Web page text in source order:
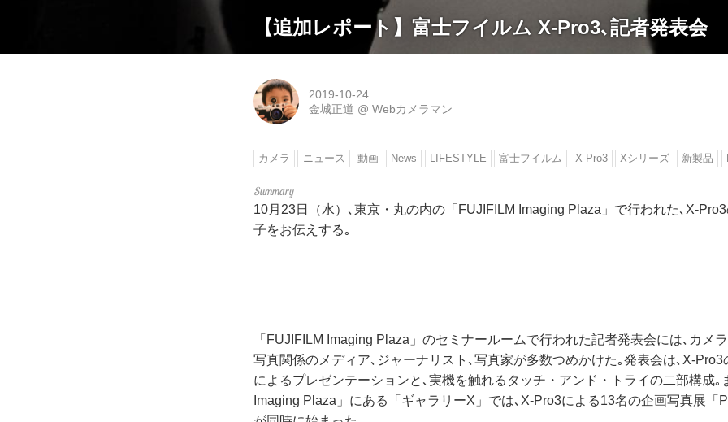
【追加レポート】富士フイルム X-Pro3､記者発表会
2019-10-24
金城正道 @Webカメラマン
カメラ ニュース 動画 News LIFESTYLE 富士フイルム X-Pro3 Xシリーズ 新製品
10月23日（水）､東京・丸の内の「FUJIFILM Imaging Plaza」で行われた､X-
子をお伝えする｡
「FUJIFILM Imaging Plaza」のセミナールームで行われた記者発表会には､カメ
写真関係のメディア､ジャーナリスト､写真家が多数つめかけた｡発表会は､X-
によるプレゼンテーションと､実機を触れるタッチ・アンド・トライの二部構成｡
Imaging Plaza」にある「ギャラリーX」では､X-Pro3による13名の企画写真展「